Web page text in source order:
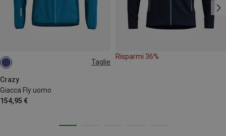
Taglie
Crazy
Giacca Fly uomo
154,95 €
S
Risparmi 36%